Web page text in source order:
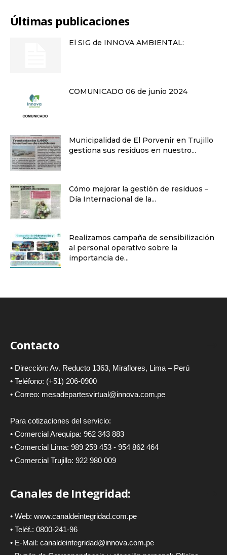
Últimas publicaciones
El SIG de INNOVA AMBIENTAL:
COMUNICADO 06 de junio 2024
Municipalidad de El Porvenir en Trujillo
gestiona sus residuos en nuestro...
Cómo mejorar la gestión de residuos –
Día Internacional de la...
Realizamos campaña de sensibilización
al personal operativo sobre la
importancia de...
Contacto
• Dirección: Av. Reducto 1363, Miraflores, Lima – Perú
• Teléfono: (+51) 206-0900
• Correo: mesadepartesvirtual@innova.com.pe
Para cotizaciones del servicio:
• Comercial Arequipa: 962 343 883
• Comercial Lima: 989 259 453 - 954 862 464
• Comercial Trujillo: 922 980 009
Canales de Integridad:
• Web: www.canaldeintegridad.com.pe
• Teléf.: 0800-241-96
• E-Mail: canaldeintegridad@innova.com.pe